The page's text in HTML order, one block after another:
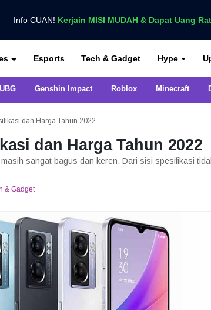
Info CUAN! Kerjain MISI MUDAH & Dapat Uang
News
Terbaru Hanya di VCGamers
Esports Tech & Gadget Hype
Genshin Impact Roblox Minecraft
dan Harga Tahun 2022
dan Harga Tahun 2022
sangat bagus dan keren. Dari sisi spesifikasi
& Gadget